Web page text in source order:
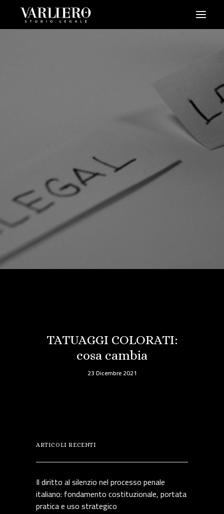
PRENDI UN APPUNTAMENTO
TATUAGGI COLORATI:
cosa cambia
23 Dicembre 2021
ARTICOLI RECENTI
Il diritto al silenzio nel processo penale
italiano: fondamento costituzionale, portata
pratica e uso strategico